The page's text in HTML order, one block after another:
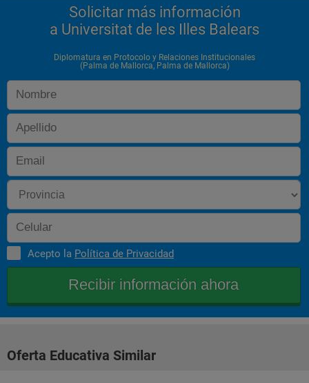
Solicitar más información
a Universitat de les Illes Balears
Diplomatura en Protocolo y Relaciones Institucionales
(Palma de Mallorca, Palma de Mallorca)
Acepto la Política de Privacidad
Oferta Educativa Similar